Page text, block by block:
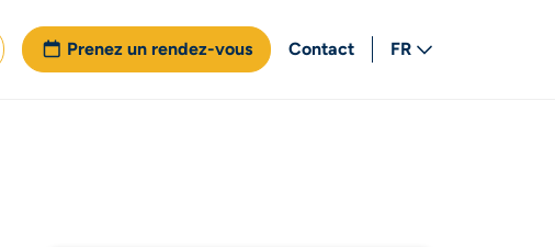
Prenez un rendez-vous Contact
FR